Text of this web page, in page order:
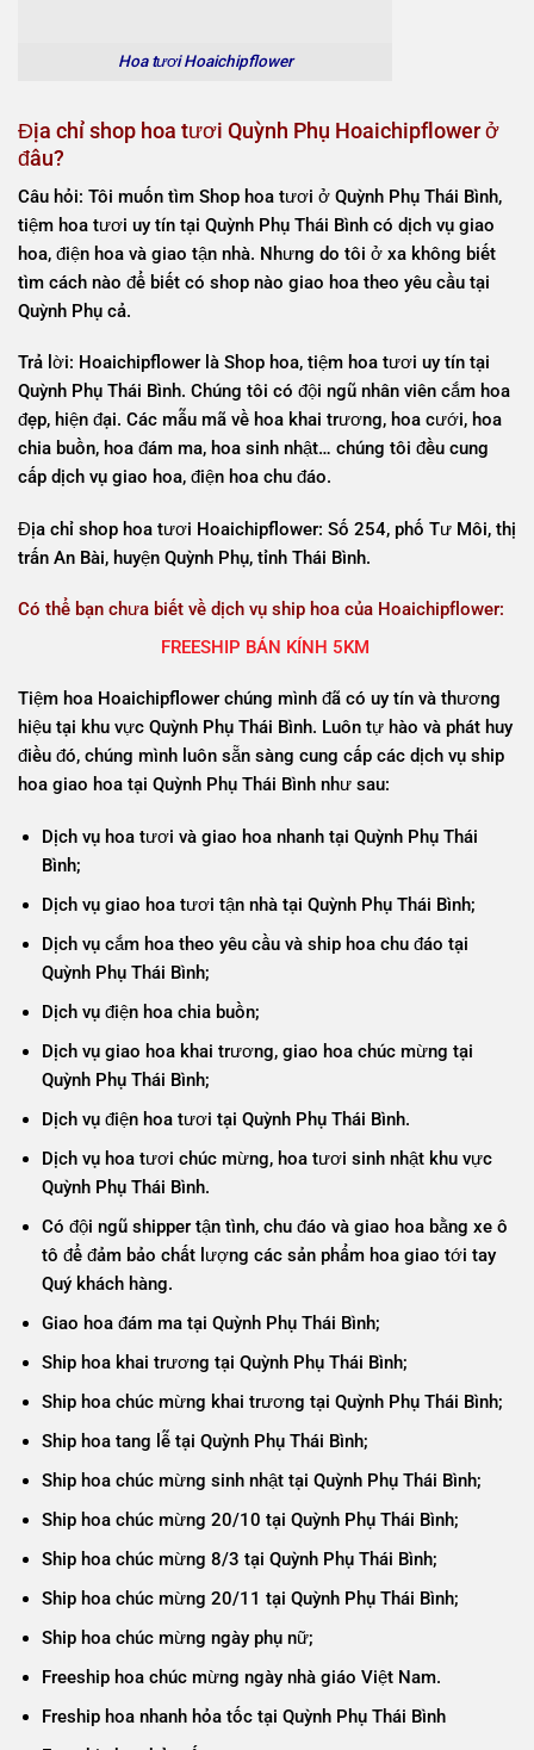
Hoa tươi Hoaichipflower
Địa chỉ shop hoa tươi Quỳnh Phụ Hoaichipflower ở
đâu?
Câu hỏi: Tôi muốn tìm Shop hoa tươi ở Quỳnh Phụ Thái Bình,
tiệm hoa tươi uy tín tại Quỳnh Phụ Thái Bình có dịch vụ giao
hoa, điện hoa và giao tận nhà. Nhưng do tôi ở xa không biết
tìm cách nào để biết có shop nào giao hoa theo yêu cầu tại
Quỳnh Phụ cả.
Trả lời: Hoaichipflower là Shop hoa, tiệm hoa tươi uy tín tại
Quỳnh Phụ Thái Bình. Chúng tôi có đội ngũ nhân viên cắm hoa
đẹp, hiện đại. Các mẫu mã về hoa khai trương, hoa cưới, hoa
chia buồn, hoa đám ma, hoa sinh nhật… chúng tôi đều cung
cấp dịch vụ giao hoa, điện hoa chu đáo.
Địa chỉ shop hoa tươi Hoaichipflower: Số 254, phố Tư Môi, thị
trấn An Bài, huyện Quỳnh Phụ, tỉnh Thái Bình.
Có thể bạn chưa biết về dịch vụ ship hoa của Hoaichipflower:
FREESHIP BÁN KÍNH 5KM
Tiệm hoa Hoaichipflower chúng mình đã có uy tín và thương
hiệu tại khu vực Quỳnh Phụ Thái Bình. Luôn tự hào và phát huy
điều đó, chúng mình luôn sẵn sàng cung cấp các dịch vụ ship
hoa giao hoa tại Quỳnh Phụ Thái Bình như sau:
Dịch vụ hoa tươi và giao hoa nhanh tại Quỳnh Phụ Thái
Bình;
Dịch vụ giao hoa tươi tận nhà tại Quỳnh Phụ Thái Bình;
Dịch vụ cắm hoa theo yêu cầu và ship hoa chu đáo tại
Quỳnh Phụ Thái Bình;
Dịch vụ điện hoa chia buồn;
Dịch vụ giao hoa khai trương, giao hoa chúc mừng tại
Quỳnh Phụ Thái Bình;
Dịch vụ điện hoa tươi tại Quỳnh Phụ Thái Bình.
Dịch vụ hoa tươi chúc mừng, hoa tươi sinh nhật khu vực
Quỳnh Phụ Thái Bình.
Có đội ngũ shipper tận tình, chu đáo và giao hoa bằng xe ô
tô để đảm bảo chất lượng các sản phẩm hoa giao tới tay
Quý khách hàng.
Giao hoa đám ma tại Quỳnh Phụ Thái Bình;
Ship hoa khai trương tại Quỳnh Phụ Thái Bình;
Ship hoa chúc mừng khai trương tại Quỳnh Phụ Thái Bình;
Ship hoa tang lễ tại Quỳnh Phụ Thái Bình;
Ship hoa chúc mừng sinh nhật tại Quỳnh Phụ Thái Bình;
Ship hoa chúc mừng 20/10 tại Quỳnh Phụ Thái Bình;
Ship hoa chúc mừng 8/3 tại Quỳnh Phụ Thái Bình;
Ship hoa chúc mừng 20/11 tại Quỳnh Phụ Thái Bình;
Ship hoa chúc mừng ngày phụ nữ;
Freeship hoa chúc mừng ngày nhà giáo Việt Nam.
Freship hoa nhanh hỏa tốc tại Quỳnh Phụ Thái Bình